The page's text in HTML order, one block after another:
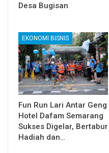
Desa Bugisan
EKONOMI BISNIS
Fun Run Lari Antar Geng
Hotel Dafam Semarang
Sukses Digelar, Bertabur
Hadiah dan…